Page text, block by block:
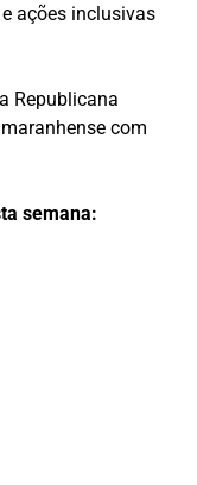
e ações inclusivas
Republicana
com
semana: